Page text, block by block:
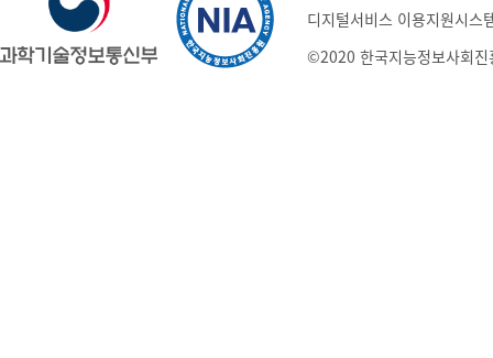
디지털서비스 이용지원시스
©2020 한국지능정보사회진